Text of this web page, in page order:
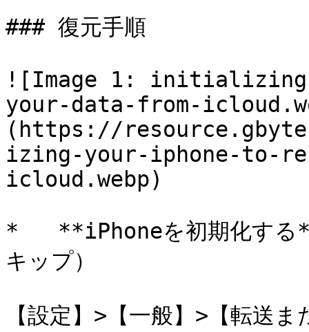
### 復元手順
![Image 1:
your-data-from-
(https://
izing-your-iphone-to-
icloud.webp)
*   **iPhoneを初期化する**
キップ）
【設定】>【一般】>【転送